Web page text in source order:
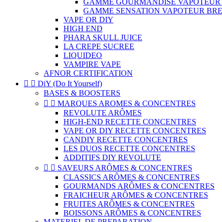
GAMME GOURMANDISE VAPOTEUR
GAMME SENSATION VAPOTEUR
VAPE OR DIY
HIGH END
PHARA SKULL JUICE
LA CREPE SUCREE
LIQUIDEO
VAMPIRE VAPE
AFNOR CERTIFICATION
  DiY (Do It Yourself)
BASES & BOOSTERS
  MARQUES AROMES & CONCENTRES
REVOLUTE ARÔMES
HIGH-END RECETTE CONCENTRES
VAPE OR DIY RECETTE CONCENTRES
CANDIY RECETTE CONCENTRES
LES DUOS RECETTE CONCENTRES
ADDITIFS DIY REVOLUTE
  SAVEURS ARÔMES & CONCENTRES
CLASSICS ARÔMES & CONCENTRES
GOURMANDS ARÔMES & CONCENTRES
FRAICHEUR ARÔMES & CONCENTRES
FRUITES ARÔMES & CONCENTRES
BOISSONS ARÔMES & CONCENTRES